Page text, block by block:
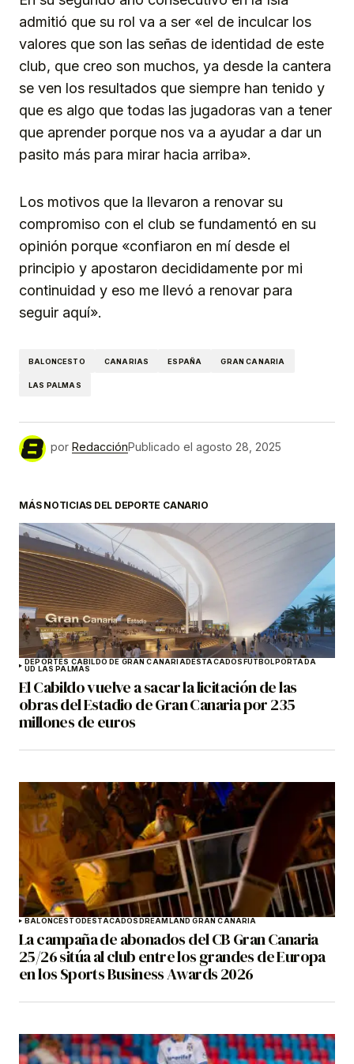
admitió que su rol va a ser «el de inculcar los
valores que son las señas de identidad de este
club, que creo son muchos, ya desde la cantera
se ven los resultados que siempre han tenido y
que es algo que todas las jugadoras van a tener
que aprender porque nos va a ayudar a dar un
pasito más para mirar hacia arriba».
Los motivos que la llevaron a renovar su
compromiso con el club se fundamentó en su
opinión porque «confiaron en mí desde el
principio y apostaron decididamente por mi
continuidad y eso me llevó a renovar para
seguir aquí».
BALONCESTO CANARIAS ESPAÑA GRAN CANARIA
LAS PALMAS
por RedacciónPublicado el agosto 28, 2025
MÁS NOTICIAS DEL DEPORTE CANARIO
DEPORTES CABILDO DE GRAN CANARIADESTACADOSFÚTBOLPORTADA
UD LAS PALMAS
El Cabildo vuelve a sacar la licitación de las
obras del Estadio de Gran Canaria por 235
millones de euros
BALONCESTODESTACADOSDREAMLAND GRAN CANARIA
La campaña de abonados del CB Gran Canaria
25/26 sitúa al club entre los grandes de Europa
en los Sports Business Awards 2026